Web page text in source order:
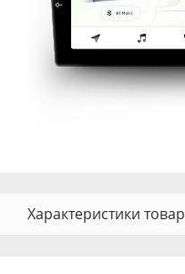
Характеристики